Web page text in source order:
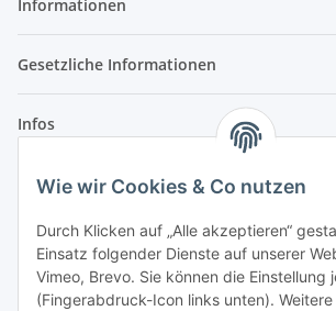
Wie wir Cookies & Co nutzen
Durch Klicken auf „Alle akzeptieren“
Einsatz folgender Dienste auf unserer
Vimeo, Brevo. Sie können die Einstellung
(Fingerabdruck-Icon links unten).
Informationen
Gesetzliche Informationen
Infos
Laden - Öffnungszeiten:
Montag 09:00Uhr bis
16:00 Uhr
Dienstag
09:00 Uhr bis
17:00 Uhr
Mittwoch
09:00 Uhr bis 16:00 Uhr